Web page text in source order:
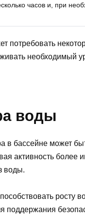
часов и, при
потребовать
необходимый
воды
в бассейне может
активность более
воды.
росту
поддержания